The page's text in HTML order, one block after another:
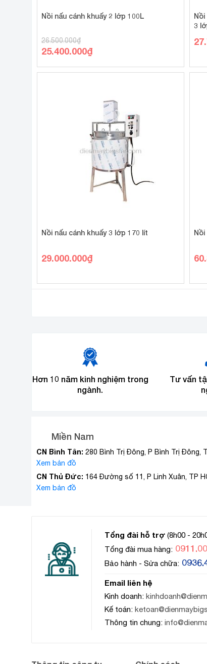
Nồi nấu cánh khuấy 2 lớp 100L
26.500.000₫
Giá
là:
25.400.000₫
Giá
3
Nồi nấu cánh khuấy 3 lớp 170 lít
29.000.000₫
Nồi
Hơn 10 năm kinh nghiệm trong
ngành.
Tư vấn
Miền Nam
CN Bình Tân: 280 Bình Trị Đông, P Bình Trị Đông,
Xem bản đồ
CN Thủ Đức: 164 Đường số 11, P Linh Xuân, TP
Xem bản đồ
Tổng đài hỗ trợ (8h00 -
Tổng đài mua hàng:
Bảo hành - Sửa chữa:
Email liên hệ
Kinh doanh:
Kế toán:
Thông tin chung: